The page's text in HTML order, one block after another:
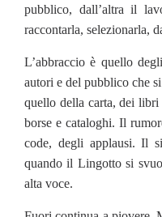
pubblico, dall’altra il
raccontarla, selezionarla,
L’abbraccio è quello
autori e del pubblico che
quello della carta, dei
borse e cataloghi. Il
code, degli applausi. Il
quando il Lingotto si
alta voce.